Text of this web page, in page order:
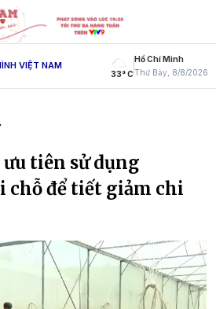
VIỆT NAM
33° C
Hồ Chí Minh
Thứ Bảy, 8/8/2026
tiên sử dụng
chỗ để tiết giảm chi